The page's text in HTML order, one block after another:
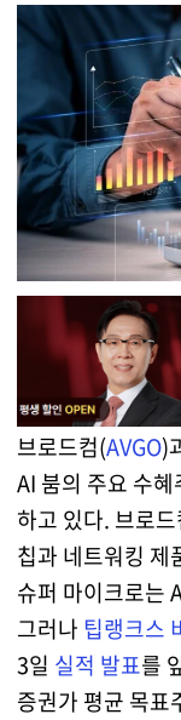
브로드컴(AVGO)
AI 붐의 주요 수
하고 있다. 브로
칩과 네트워킹 제
슈퍼 마이크로는
그러나 팁랭크스
3일 실적 발표를
증권가 평균 목표